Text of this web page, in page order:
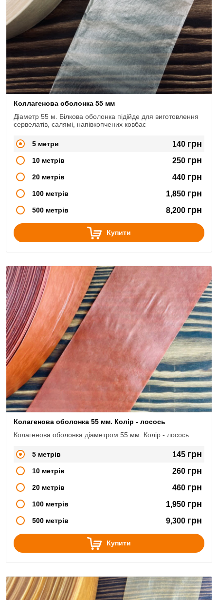
Коллагенова оболонка 55 мм
Діаметр 55 м. Білкова оболонка підійде для виготовлення
сервелатів, салямі, напівкопчених ковбас
5 метри 140 грн
10 метрів 250 грн
20 метрів 440 грн
100 метрів 1,850 грн
500 метрів 8,200 грн
Купити
Колагенова оболонка 55 мм. Колір - лосось
5 метрів 145 грн
10 метрів 260 грн
20 метрів 460 грн
100 метрів 1,950 грн
500 метрів 9,300 грн
Купити